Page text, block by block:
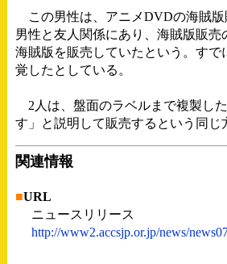
この男性は、アニメDVDの海賊版
男性と友人関係にあり、海賊版販
海賊版を販売していたという。す
覚したとしている。
2人は、盤面のラベルまで複製し
す」と説明して販売するという同じ
関連情報
■URL
ニュースリリース
http://www2.accsjp.or.jp/news/